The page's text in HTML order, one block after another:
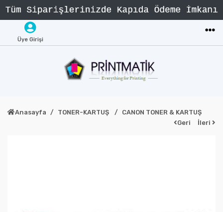
Üye Girişi
Anasayfa TONER-KARTUŞ
CANON TONER & KARTUŞ
Geri
İleri